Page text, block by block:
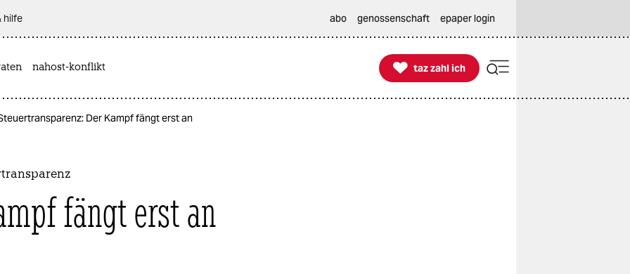
hilfe abo genossenschaft epaper login
nahost-konflikt 
taz zahl ich
taz zahl ich
Der Kampf fängt erst an
fängt erst an